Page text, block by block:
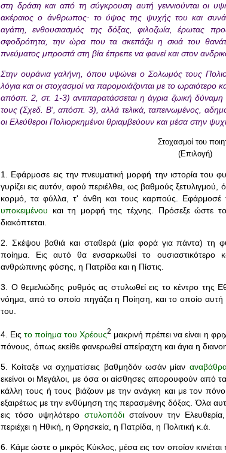
στη δράση και από τη σύγκρουση αυτή γεννιούνται οι
ακέραιος ο άνθρωπος· το ύψος της ψυχής του και
αγάπη, ενθουσιασμός της δόξας, φιλοζωία, έρωτας
σφοδρότητα, την ώρα που τα σκεπάζει η σκιά του
πνεύματος μπροστά στη βία έπρεπε να φανεί και στον
Στην ουράνια γαλήνη, όπου υψώνει ο Σολωμός τους
λόγια και οι στοχασμοί να παρομοιάζονται με το
απόσπ. 2, στ. 1-3) αντιπαρατάσσεται η άγρια ζωική
τους (Σχεδ. Β', απόσπ. 3), αλλά τελικά, ταπεινωμένος,
οι Ελεύθεροι Πολιορκημένοι θριαμβεύουν και μέσα στην
Στοχασμοί του
(Επιλογή)
1. Εφάρμοσε εις την πνευματική μορφή την ιστορία του
γυρίζει εις αυτόν, αφού περιέλθει, ως βαθμούς ξετυλιγμού,
κορμό, τα φύλλα, τ' άνθη και τους καρπούς. Εφάρμοσέ
υποκειμένου και τη μορφή της τέχνης. Πρόσεξε ώστε
διακόπτεται.
2. Σκέψου βαθιά και σταθερά (μία φορά για πάντα) τη
ποίημα. Εις αυτό θα ενσαρκωθεί το ουσιαστικότερο
ανθρώπινης φύσης, η Πατρίδα και η Πίστις.
3. Ο θεμελιώδης ρυθμός ας στυλωθεί εις το κέντρο της
νόημα, από το οποίο πηγάζει η Ποίηση, και το οποίο
του.
4. Ειςτο ποίημα του Χρέους2 μακρινή πρέπει να είναι η
πόνους, όπως εκείθε φανερωθεί απείραχτη και άγια η
5. Κοίταξε να σχηματίσεις βαθμηδόν ωσάν μίαν
εκείνοι οι Μεγάλοι, με όσα οι αίσθησες απορουφούν από
κάλλη τους ή τους βιάζουν με την ανάγκη και με τον
εξαιρέτως με την ενθύμηση της περασμένης δόξας. Όλα
εις τόσο υψηλότερο στυλοπόδι σταίνουν την
περιέχει η Ηθική, η Θρησκεία, η Πατρίδα, η Πολιτική κ.ά.
6. Κάμε ώστε ο μικρός Κύκλος, μέσα εις τον οποίον